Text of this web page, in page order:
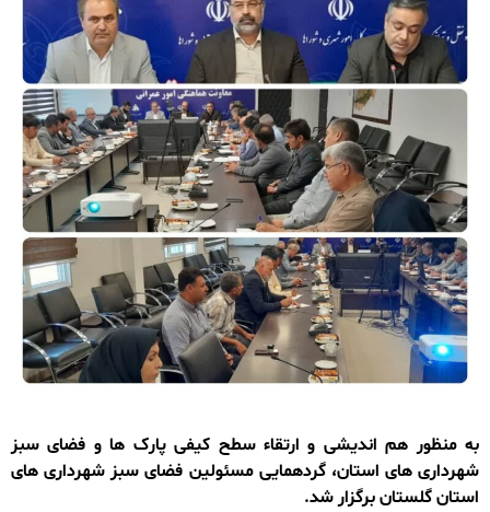
به منظور هم اندیشی و ارتقاء سطح کیفی پارک ها و فضای سبز
شهرداری های استان، گردهمایی مسئولین فضای سبز شهرداری های
استان گلستان برگزار شد.